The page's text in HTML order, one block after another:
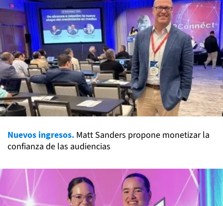
Nuevos ingresos. Matt Sanders propone monetizar la
confianza de las audiencias